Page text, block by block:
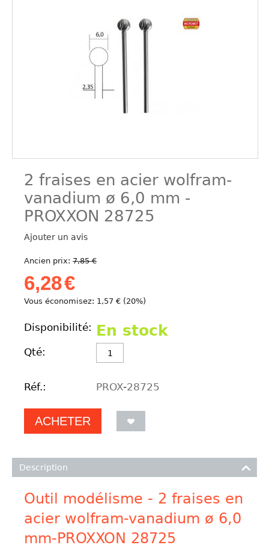
2 fraises en acier wolfram-
vanadium ø 6,0 mm -
PROXXON 28725
Ajouter un avis
Ancien prix: 7,85 €
6,28€
Vous économisez: 1,57 € (20%)
Disponibilité: En stock
Qté:
Réf.: PROX-28725
ACHETER
Description
Outil modélisme - 2 fraises en
acier wolfram-vanadium ø 6,0
mm-PROXXON 28725